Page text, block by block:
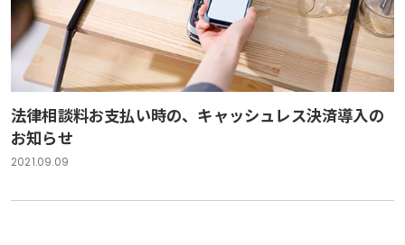
法律相談料お支払い時の、キャッシュレス決済導入の
お知らせ
2021.09.09